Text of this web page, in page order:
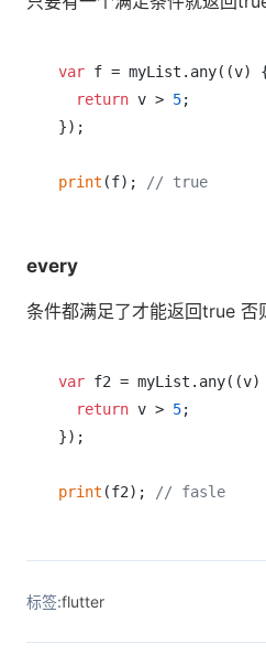
var f = myList.any((v)
return v > 5;
});
print (f); // true
every
条件都满足了才能返回true 否
var f2 =
return v > 5;
});
print (f2); // fasle
标签:flutter